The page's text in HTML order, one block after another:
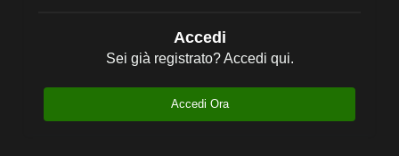
Accedi
Sei già registrato? Accedi qui.
Accedi Ora